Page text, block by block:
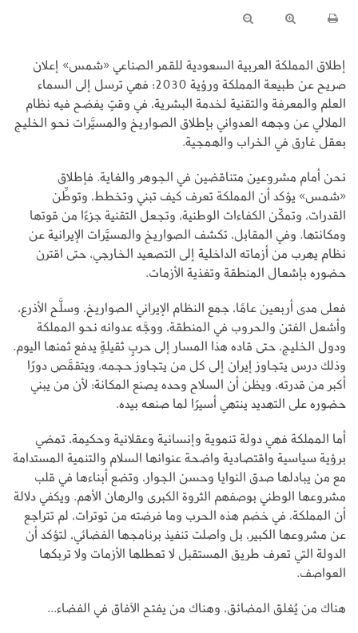
إطلاق المملكة العربية السعودية للقمر الصناعي «شمس» إعلان
صريح عن طبيعة المملكة ورؤية 2030؛ فهي ترسل إلى السماء
العلم والمعرفة والتقنية لخدمة البشرية، في وقتٍ يفضح فيه نظام
الملالي عن وجهه العدواني بإطلاق الصواريخ والمسيَّرات نحو الخليج
بعقل غارق في الخراب والهمجية.
نحن أمام مشروعين متناقضين في الجوهر والغاية. فإطلاق
«شمس» يؤكد أن المملكة تعرف كيف تبني وتخطط، وتوطِّن
القدرات، وتمكّن الكفاءات الوطنية، وتجعل التقنية جزءًا من قوتها
ومكانتها. وفي المقابل، تكشف الصواريخ والمسيَّرات الإيرانية عن
نظام يهرب من أزماته الداخلية إلى التصعيد الخارجي، حتى اقترن
حضوره بإشعال المنطقة وتغذية الأزمات.
فعلى مدى أربعين عامًا، جمع النظام الإيراني الصواريخ، وسلَّح الأذرع،
وأشعل الفتن والحروب في المنطقة، ووجَّه عدوانه نحو المملكة
ودول الخليج، حتى قاده هذا المسار إلى حربٍ ثقيلةٍ يدفع ثمنها اليوم.
وذلك درس يتجاوز إيران إلى كل من يتجاوز حجمه، ويتقمَّص دورًا
أكبر من قدرته، ويظن أن السلاح وحده يصنع المكانة؛ لأن من يبني
حضوره على التهديد ينتهي أسيرًا لما صنعه بيده.
أما المملكة فهي دولة تنموية وإنسانية وعقلانية وحكيمة، تمضي
برؤية سياسية واقتصادية واضحة عنوانها السلام والتنمية المستدامة
مع من يبادلها صدق النوايا وحسن الجوار، وتضع أبناءها في قلب
مشروعها الوطني بوصفهم الثروة الكبرى والرهان الأهم. ويكفي دلالة
أن المملكة، في خضم هذه الحرب وما فرضته من توترات، لم تتراجع
عن مشروعها الكبير، بل واصلت تنفيذ برنامجها الفضائي، لتؤكد أن
الدولة التي تعرف طريق المستقبل لا تعطلها الأزمات ولا تربكها
العواصف.
هناك من يُغلق المضائق، وهناك من يفتح الآفاق في الفضاء...